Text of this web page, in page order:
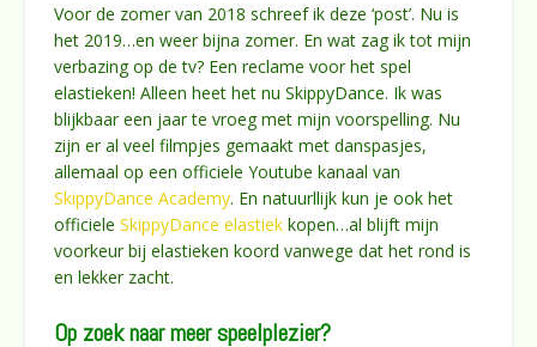
Voor de zomer van 2018 schreef ik deze ‘post’. Nu is
het 2019…en weer bijna zomer. En wat zag ik tot mijn
verbazing op de tv? Een reclame voor het spel
elastieken! Alleen heet het nu SkippyDance. Ik was
blijkbaar een jaar te vroeg met mijn voorspelling. Nu
zijn er al veel filmpjes gemaakt met danspasjes,
allemaal op een officiele Youtube kanaal van
SkippyDance Academy. En natuurllijk kun je ook het
officiele SkippyDance elastiek kopen…al blijft mijn
voorkeur bij elastieken koord vanwege dat het rond is
en lekker zacht.
Op zoek naar meer speelplezier?